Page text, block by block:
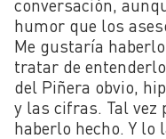
conversación,
humor que los
Me gustaría
tratar de
del Piñera obvio,
y las cifras. Tal vez
haberlo hecho. Y lo